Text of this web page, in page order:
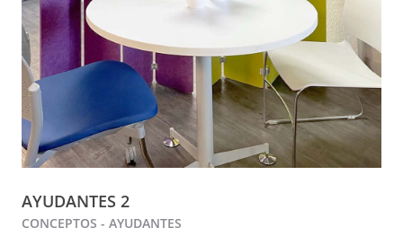
AYUDANTES 2
CONCEPTOS - AYUDANTES